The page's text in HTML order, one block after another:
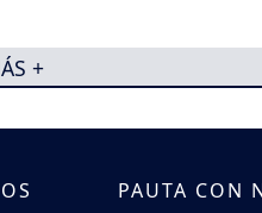
+
PAUTA CON